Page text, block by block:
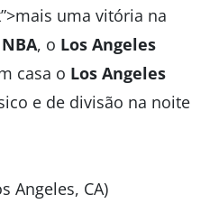
uma vitória na
NBA, o Los Angeles
casa o Los Angeles
e de divisão na noite
Angeles, CA)